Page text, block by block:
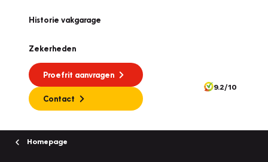
Historie vakgarage
Zekerheden
Proefrit aanvragen
Contact
9.2/10
Homepage